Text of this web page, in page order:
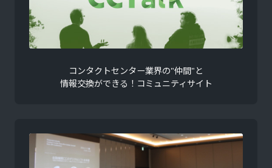
コンタクトセンター業界の"仲間"と
情報交換ができる！コミュニティサイト